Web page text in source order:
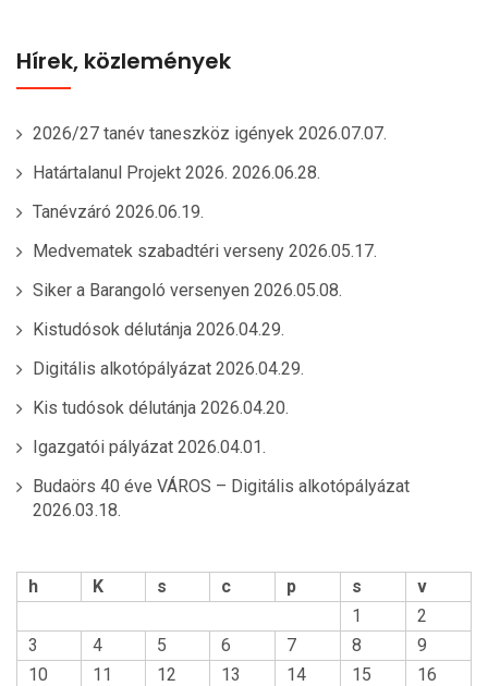
Hírek, közlemények
2026/27 tanév taneszköz igények 2026.07.07.
Határtalanul Projekt 2026. 2026.06.28.
Tanévzáró 2026.06.19.
Medvematek szabadtéri verseny 2026.05.17.
Siker a Barangoló versenyen 2026.05.08.
Kistudósok délutánja 2026.04.29.
Digitális alkotópályázat 2026.04.29.
Kis tudósok délutánja 2026.04.20.
Igazgatói pályázat 2026.04.01.
Budaörs 40 éve VÁROS – Digitális alkotópályázat
2026.03.18.
h K s c p s
v
1
2
3
4 5 6 7 8
9
10
11 12 13 14 15
16